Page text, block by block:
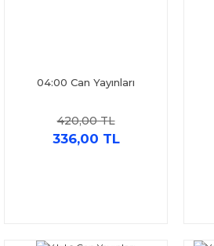
04:00 Can Yayınları
420,00 TL
336,00 TL